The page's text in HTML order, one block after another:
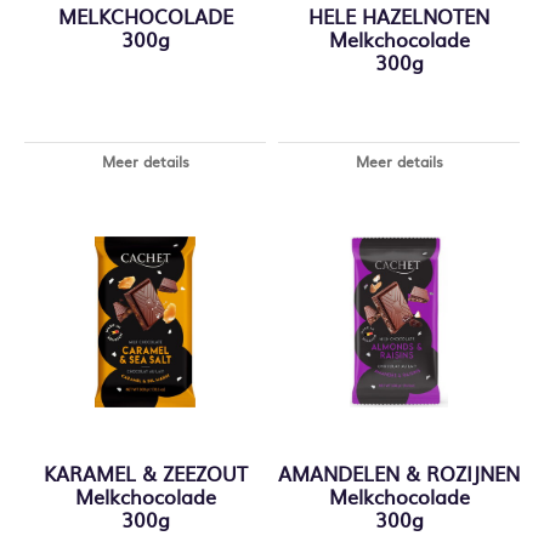
MELKCHOCOLADE
300g
Meer details
HELE HAZELNOTEN
Melkchocolade
300g
Meer details
KARAMEL & ZEEZOUT
Melkchocolade
300g
AMANDELEN & ROZIJNEN
Melkchocolade
300g